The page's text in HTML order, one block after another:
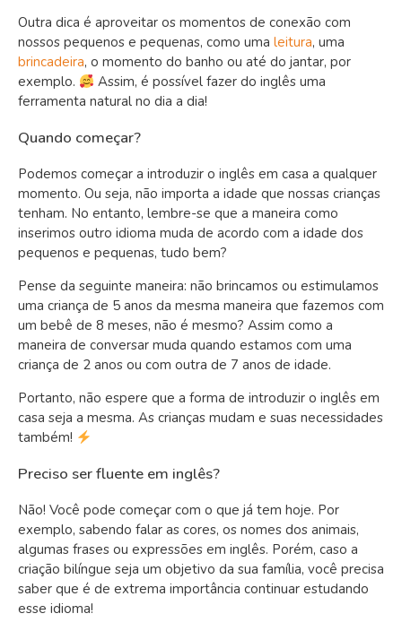
Outra dica é aproveitar os momentos de conexão com
nossos pequenos e pequenas, como uma leitura, uma
brincadeira, o momento do banho ou até do jantar, por
exemplo.
Assim, é possível fazer do inglês uma
ferramenta natural no dia a dia!
Quando começar?
Podemos começar a introduzir o inglês em casa a qualquer
momento. Ou seja, não importa a idade que nossas crianças
tenham. No entanto, lembre-se que a maneira como
inserimos outro idioma muda de acordo com a idade dos
pequenos e pequenas, tudo bem?
Pense da seguinte maneira: não brincamos ou estimulamos
uma criança de 5 anos da mesma maneira que fazemos com
um bebê de 8 meses, não é mesmo? Assim como a
maneira de conversar muda quando estamos com uma
criança de 2 anos ou com outra de 7 anos de idade.
Portanto, não espere que a forma de introduzir o inglês em
casa seja a mesma. As crianças mudam e suas necessidades
também!
Preciso ser fluente em inglês?
Não! Você pode começar com o que já tem hoje. Por
exemplo, sabendo falar as cores, os nomes dos animais,
algumas frases ou expressões em inglês. Porém, caso a
criação bilíngue seja um objetivo da sua família, você precisa
saber que é de extrema importância continuar estudando
esse idioma!